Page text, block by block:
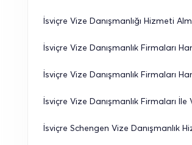
İsviçre Vize Danışmanlığı Hizmeti
İsviçre Vize Danışmanlık Firmaları
İsviçre Vize Danışmanlık Firmaları
İsviçre Vize Danışmanlık Firmaları İle
İsviçre Schengen Vize Danışmanlık